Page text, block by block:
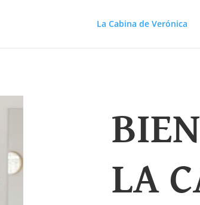
La Cabina de Verónica
LA